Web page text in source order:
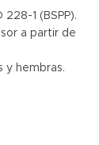
1 (BSPP).
a partir de
y hembras.